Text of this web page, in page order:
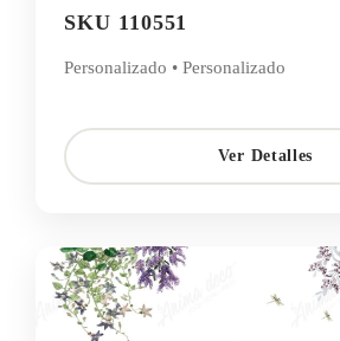
SKU 110551
Personalizado • Personalizado
Ver Detalles